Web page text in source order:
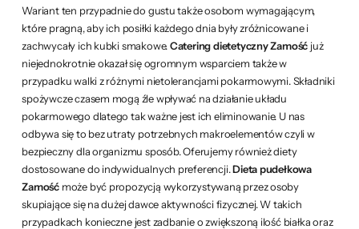
Wariant ten przypadnie do gustu także osobom wymagającym,
które pragną, aby ich posiłki każdego dnia były zróżnicowane i
zachwycały ich kubki smakowe.Catering dietetyczny Zamość już
niejednokrotnie okazał się ogromnym wsparciem także w
przypadku walki z różnymi nietolerancjami pokarmowymi. Składniki
spożywcze czasem mogą źle wpływać na działanie układu
pokarmowego dlatego tak ważne jest ich eliminowanie. U nas
odbywa się to bez utraty potrzebnych makroelementów czyli w
bezpieczny dla organizmu sposób. Oferujemy również diety
dostosowane do indywidualnych preferencji.Dieta pudełkowa
Zamośćmoże być propozycją wykorzystywaną przez osoby
skupiające się na dużej dawce aktywności fizycznej. W takich
przypadkach konieczne jest zadbanie o zwiększoną ilość białka oraz